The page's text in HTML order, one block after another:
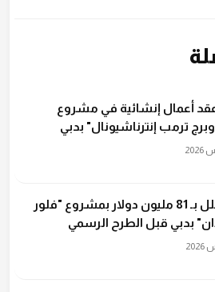
أعمال إنشائية في مشروع
ترمب إنترناشيونال" بدبي
بيع 6 فلل بـ 81 مليون دولار بمشروع "فلور
بدبي قبل الطرح الرسمي